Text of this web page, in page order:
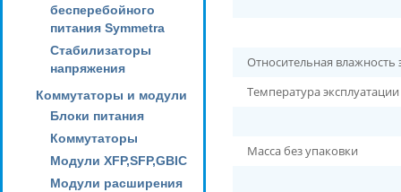
бесперебойного
питания Symmetra
Стабилизаторы
напряжения
Коммутаторы и модули
Блоки питания
Коммутаторы
Модули XFP,SFP,GBIC
Модули расширения
Относительная влажность
Температура эксплуатации
Масса без упаковки